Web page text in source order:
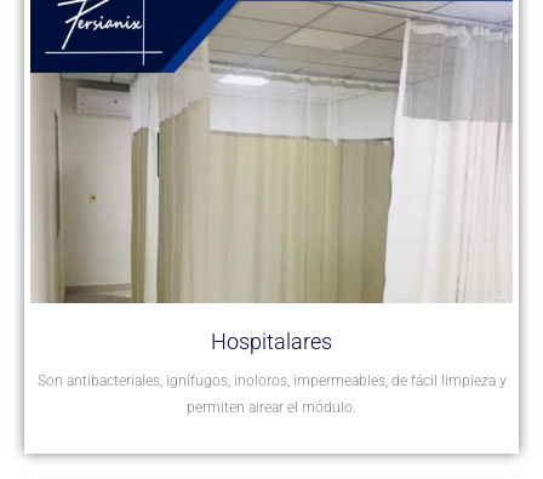
Hospitalares
Son antibacteriales, ignífugos, inoloros, impermeables, de fácil limpieza y
permiten airear el módulo.